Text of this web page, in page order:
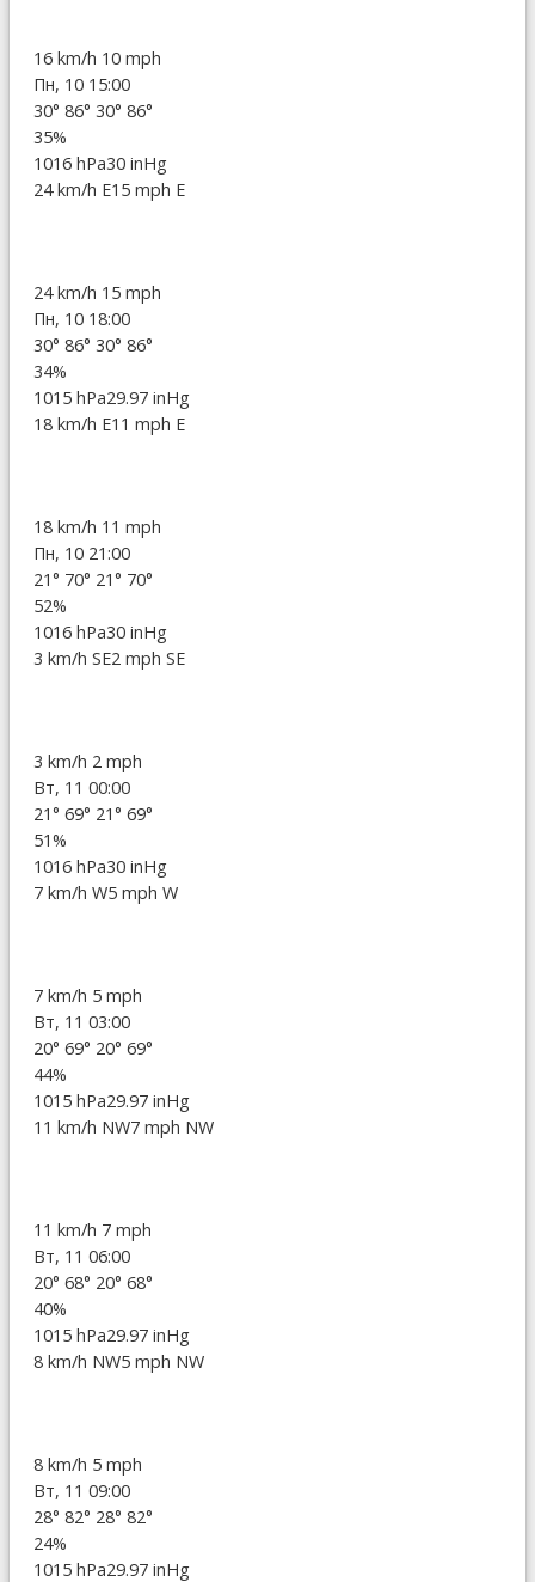
16 km/h 10 mph
Пн, 10 15:00
30° 86° 30° 86°
35%
1016 hPa30 inHg
24 km/h E15 mph E
24 km/h 15 mph
Пн, 10 18:00
30° 86° 30° 86°
34%
1015 hPa29.97 inHg
18 km/h E11 mph E
18 km/h 11 mph
Пн, 10 21:00
21° 70° 21° 70°
52%
1016 hPa30 inHg
3 km/h SE2 mph SE
3 km/h 2 mph
Вт, 11 00:00
21° 69° 21° 69°
51%
1016 hPa30 inHg
7 km/h W5 mph W
7 km/h 5 mph
Вт, 11 03:00
20° 69° 20° 69°
44%
1015 hPa29.97 inHg
11 km/h NW7 mph NW
11 km/h 7 mph
Вт, 11 06:00
20° 68° 20° 68°
40%
1015 hPa29.97 inHg
8 km/h NW5 mph NW
8 km/h 5 mph
Вт, 11 09:00
28° 82° 28° 82°
24%
1015 hPa29.97 inHg